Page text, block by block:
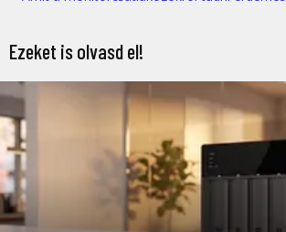
Ezeket is olvasd el!